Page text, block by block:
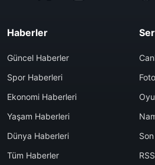
Haberler
Güncel Haberler
Spor Haberleri
Ekonomi Haberleri
Yaşam Haberleri
Dünya Haberleri
Tüm Haberler